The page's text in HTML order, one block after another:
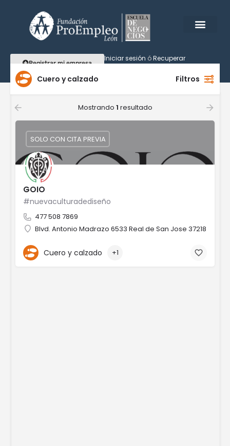
Registrar mi empresa
Iniciar sesión óRecuperar
Cuero y calzado Filtros
Mostrando 1 resultado
GOIO
#nuevaculturadediseño
477 508 7869
Blvd. Antonio Madrazo 6533 Real de San Jose 37218 León
SOLO CON CITA PREVIA
Cuero y calzado +1